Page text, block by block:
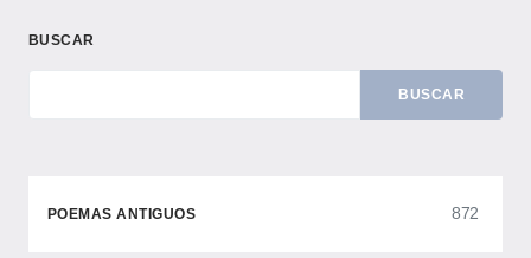
BUSCAR
BUSCAR
POEMAS ANTIGUOS 872